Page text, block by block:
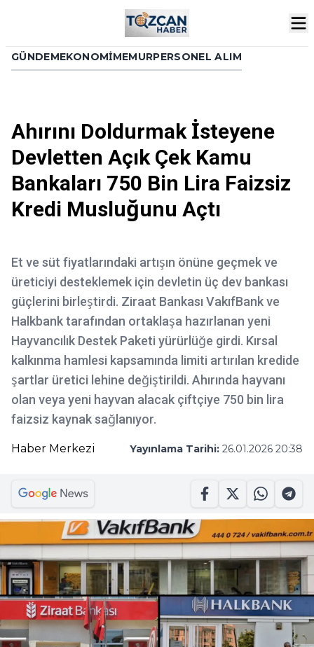
GÜNDEMEKONOMIMEMURPERSONEL ALIM
Ahırını Doldurmak İsteyene
Devletten Açık Çek Kamu
Bankaları 750 Bin Lira Faizsiz
Kredi Musluğunu Açtı
Et ve süt fiyatlarındaki artışın önüne geçmek ve
üreticiyi desteklemek için devletin üç dev bankası
güçlerini birleştirdi. Ziraat Bankası VakıfBank ve
Halkbank tarafından ortaklaşa hazırlanan yeni
Hayvancılık Destek Paketi yürürlüğe girdi. Kırsal
kalkınma hamlesi kapsamında limiti artırılan kredide
şartlar üretici lehine değiştirildi. Ahırında hayvanı
olan veya yeni hayvan alacak çiftçiye 750 bin lira
faizsiz kaynak sağlanıyor.
Haber Merkezi Yayınlama Tarihi: 26.01.2026 20:38